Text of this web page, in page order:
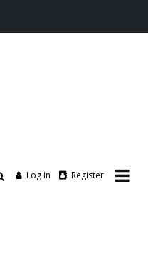
Log in Register